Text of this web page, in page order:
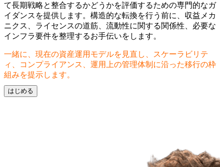
て長期戦略と整合するかどうかを評価するための専門的なガ
イダンスを提供します。構造的な転換を行う前に、収益メカ
ニクス、ライセンスの道筋、流動性に関する関係性、必要な
インフラ要件を整理するお手伝いをします。
一緒に、現在の資産運用モデルを見直し、スケーラビリテ
ィ、コンプライアンス、運用上の管理体制に沿った移行の枠
組みを提示します。
はじめる